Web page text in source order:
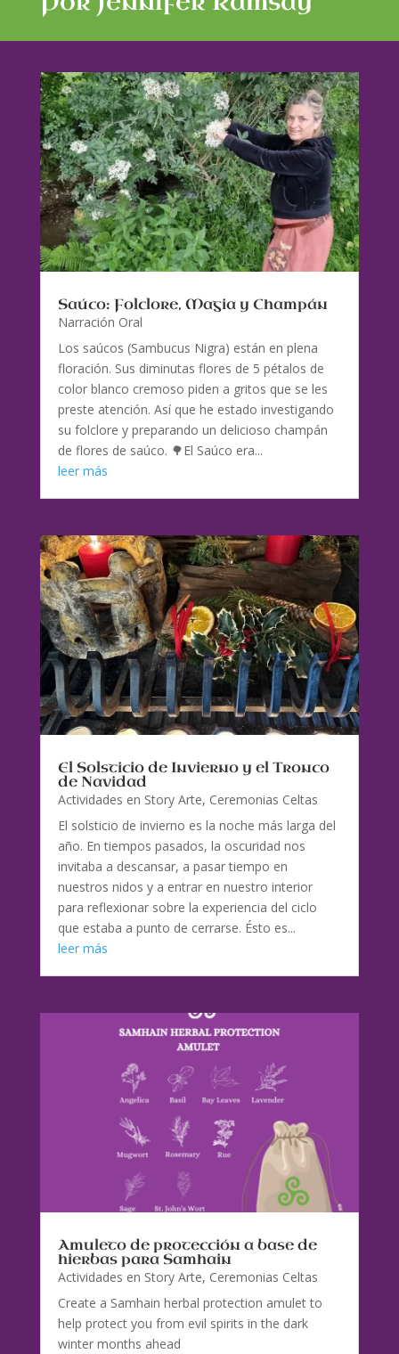
Saúco: Folclore, Magia y Champán
Narración Oral
Los saúcos (Sambucus Nigra) están en plena
floración. Sus diminutas flores de 5 pétalos de
color blanco cremoso piden a gritos que se les
preste atención. Así que he estado investigando
su folclore y preparando un delicioso champán
de flores de saúco. 🌳El Saúco era...
leer más
El Solsticio de Invierno y el Tronco
de Navidad
Actividades en Story Arte, Ceremonias Celtas
El solsticio de invierno es la noche más larga del
año. En tiempos pasados, la oscuridad nos
invitaba a descansar, a pasar tiempo en
nuestros nidos y a entrar en nuestro interior
para reflexionar sobre la experiencia del ciclo
que estaba a punto de cerrarse. Ésto es...
leer más
Amuleto de protección a base de
hierbas para Samhain
Actividades en Story Arte, Ceremonias Celtas
Create a Samhain herbal protection amulet to
help protect you from evil spirits in the dark
winter months ahead